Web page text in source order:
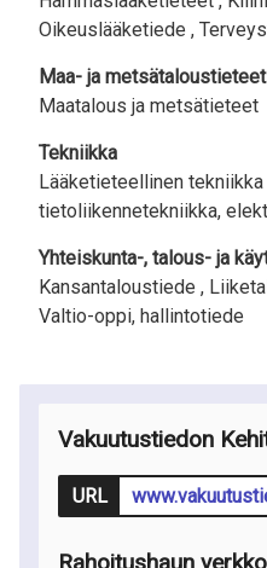
Oikeuslääketiede ,
Maa- ja metsätaloustieteet
Maatalous ja metsätieteet
Tekniikka
Lääketieteellinen tekniikka
tietoliikennetekniikka,
Yhteiskunta-, talous- ja
Kansantaloustiede ,
Valtio-oppi, hallintotiede
Vakuutustiedon
URL